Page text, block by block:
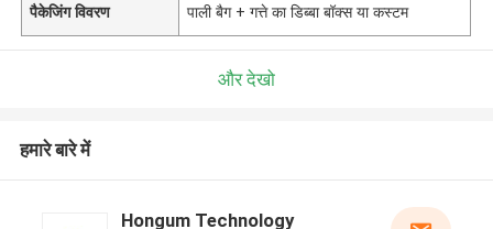
पैकेजिंग विवरण पाली बैग + गत्ते का डिब्बा बॉक्स या कस्टम
और देखो
हमारे बारे में
Hongum Technology